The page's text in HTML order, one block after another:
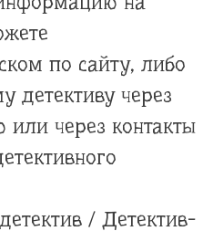
по сайту, либо
детективу через
или через контакты
/ Детектив-